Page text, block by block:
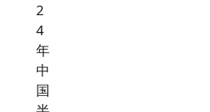
2
4
年
中
国